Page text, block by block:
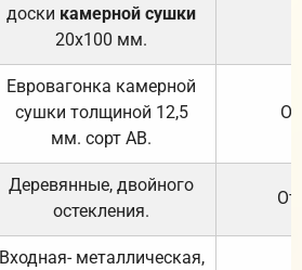
доски камерной сушки
20х100 мм.
Евровагонка камерной
сушки толщиной 12,5
мм. сорт АВ.
Деревянные, двойного
остекления.
Входная- металлическая,